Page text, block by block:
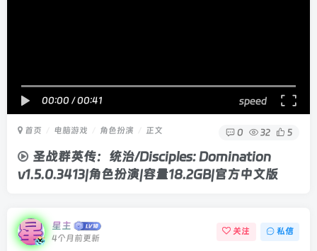
00:00 /00:41 speed
首页 电脑游戏 角色扮演 正文 0 32 5
圣战群英传：统治/Disciples: Domination
v1.5.0.3413|角色扮演|容量18.2GB|官方中文版
星主
4个月前更新
关注 私信